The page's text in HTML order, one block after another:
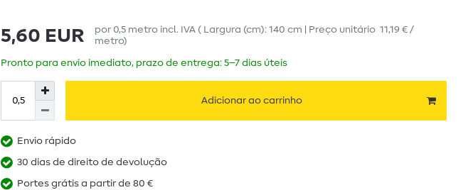
5,60 EUR por 0,5 metro incl. IVA ( Largura (cm): 140 cm | Preço unitário 11,19 € /
metro)
Pronto para envio imediato, prazo de entrega: 5–7 dias úteis
Adicionar ao carrinho
Envio rápido
30 dias de direito de devolução
Portes grátis a partir de 80 €